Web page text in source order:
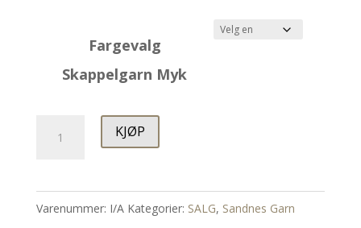
var:
kr 89.00.
er:
Fargevalg
Skappelgarn Myk
KJØP
Varenummer: I/A Kategorier: SALG, Sandnes Garn